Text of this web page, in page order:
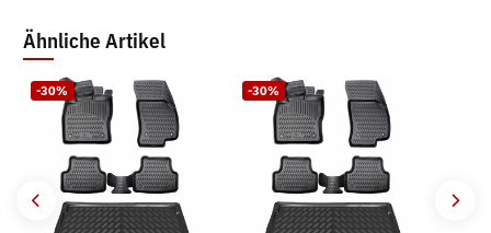
Ähnliche Artikel
-30% -30%